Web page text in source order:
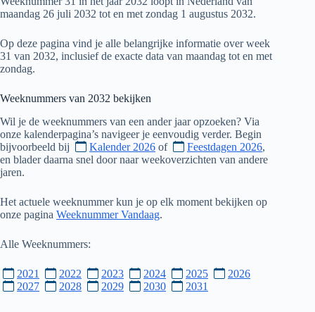
maandag 26 juli 2032 tot en met zondag 1 augustus 2032.
Op deze pagina vind je alle belangrijke informatie over week
31 van 2032, inclusief de exacte data van maandag tot en met
zondag.
Weeknummers van 2032 bekijken
Wil je de weeknummers van een ander jaar opzoeken? Via
onze kalenderpagina’s navigeer je eenvoudig verder. Begin
bijvoorbeeld bij
Kalender 2026 of Feestdagen 2026,
en blader daarna snel door naar weekoverzichten van andere
jaren.
Het actuele weeknummer kun je op elk moment bekijken op
onze pagina Weeknummer Vandaag.
Alle Weeknummers:
2021 2022 2023 2024 2025
2026
2027
2028 2029 2030 2031